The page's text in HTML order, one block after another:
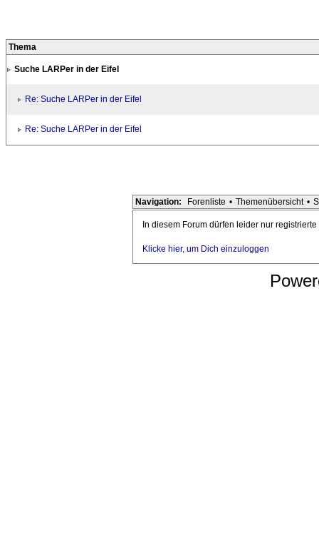
Thema
Suche LARPer in der Eifel
Re: Suche LARPer in der Eifel
Re: Suche LARPer in der Eifel
Navigation: Forenliste • Themenübersicht •
In diesem Forum dürfen leider nur
Klicke hier, um Dich einzuloggen